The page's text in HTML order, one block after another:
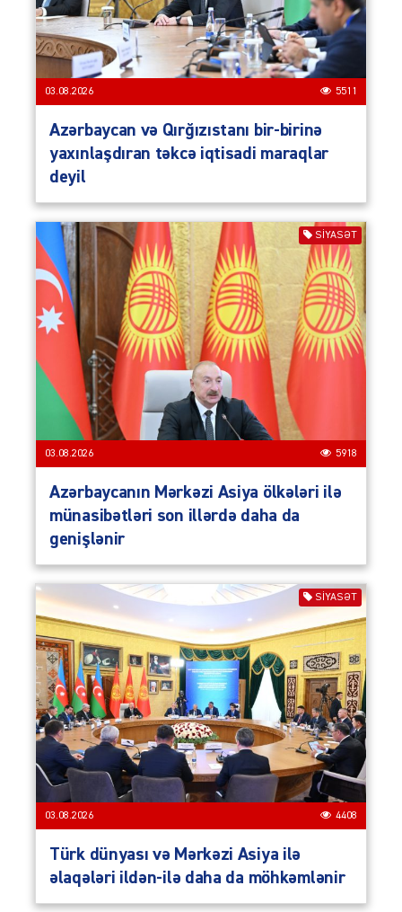
03.08.2026 5511
Azərbaycan və Qırğızıstanı bir-birinə
yaxınlaşdıran təkcə iqtisadi maraqlar
deyil
SIYASƏT
03.08.2026 5918
Azərbaycanın Mərkəzi Asiya ölkələri ilə
münasibətləri son illərdə daha da
genişlənir
SIYASƏT
03.08.2026 4408
Türk dünyası və Mərkəzi Asiya ilə
əlaqələri ildən-ilə daha da möhkəmlənir